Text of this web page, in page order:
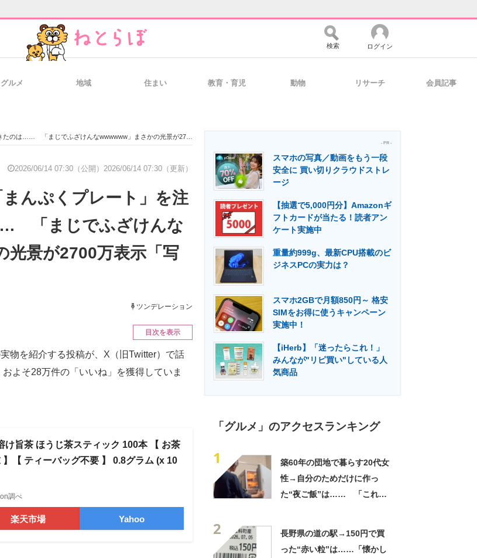
経営リーダーのコミュニティ マーケ×ITの今がよく分かる
製造業のIT導入・活用を支援
エネルギーの専門メディア 建設×テクノロジーの最前線
検索 ログイン
グルメ 地域 住まい 教育・育児 動物 リサーチ 会員記事
じでふざけんなwwwwww」まさかの光景が2700万表示「写真詐欺すぎて草」
2026/06/14 07:30（公開） 2026/06/14 07:30（更新）
んぷくプレート」を注
「まじでふざけんな
景が2700万表示「写
ツンデレーション
目次を表示
物を紹介する投稿が、X（旧Twitter）で話
よそ28万件の「いいね」を獲得していま
け旨茶 ほうじ茶スティック 100本 【 お茶
【 ティーバッグ不要 】 0.8グラム (x 10
調べ
楽天市場 Yahoo
- PR -
スマホの写真／動画をもう一段
安全に 買い切りクラウドストレ
ージ
【抽選で5,000円分】Amazonギ
フトカードが当たる！読者アン
ケート実施中
重量約999g、最新CPU搭載のビ
ジネスPCの実力は？
スマホ2GBで月額850円～ 格安
SIMをお得に使うキャンペーン
実施中！
【iHerb】「迷ったらこれ！」
みんなが"リピ買い"している人
気商品
「グルメ」のアクセスランキング
1
築60年の団地で暮らす20代女
性→自分のためだけに作っ
た“夜ご飯”は…… 「これぞ
2
長野県の道の駅→150円で買
った“赤い粒”は……「懐かし